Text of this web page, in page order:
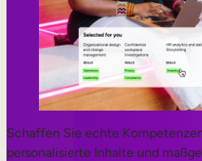
Schaffen Sie echte
personalisierte Inhalte und